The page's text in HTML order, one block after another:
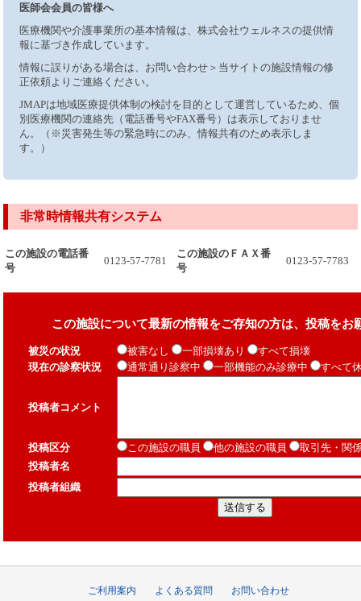
医師会会員の皆様へ
医療機関や介護事業所の基本情報は、株式会社ウェルネスの提供情
報に基づき作成しています。
情報に誤りがある場合は、お問い合わせ＞当サイトの施設情報の修
正依頼よりご連絡ください。
JMAPは地域医療提供体制の検討を目的として運営しているため、個
別医療機関の連絡先（電話番号やFAX番号）は表示しておりませ
ん。（※災害発生等の緊急時にのみ、情報共有のため表示しま
す。）
非常時情報共有システム
この施設の電話番
号
0123-57-7781
この施設のＦＡＸ番
号
0123-57-7783
この施設について最新の情報をご存知の方は、投稿をお
被災の状況 被害なし 一部損壊あり
すべて損壊
現在の診察状況
通常通り診察中 一部機能のみ診療中 すべて
投稿者コメント
投稿区分 この施設の職員 他の施設の職員
取引先・関
投稿者名
投稿者組織
ご利用案内 よくある質問 お問い合わせ